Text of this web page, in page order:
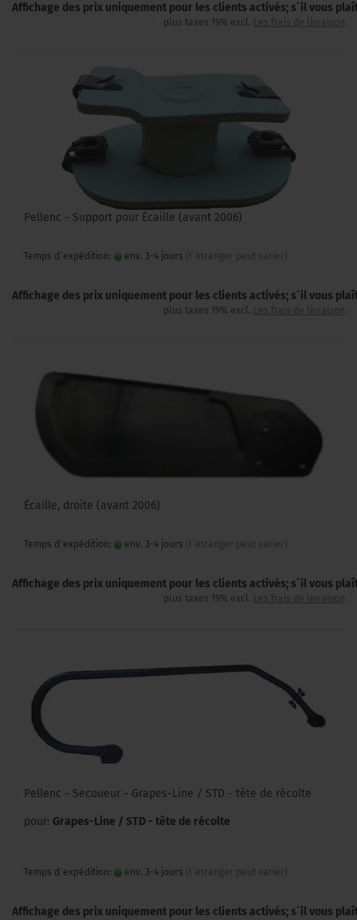
Affichage des prix uniquement pour les clients activés; s`il vous
plus taxes 19% excl. Les frais de livraison
Pellenc - Support pour Écaille (avant 2006)
Temps d`expédition: env. 3-4 jours (l`étranger peut varier)
Affichage des prix uniquement pour les clients activés; s`il vous
plus taxes 19% excl. Les frais de livraison
Écaille, droite (avant 2006)
Temps d`expédition: env. 3-4 jours (l`étranger peut varier)
Affichage des prix uniquement pour les clients activés; s`il vous
plus taxes 19% excl. Les frais de livraison
Pellenc - Secoueur - Grapes-Line / STD - tête de récolte
pour: Grapes-Line / STD - tête de récolte
Temps d`expédition: env. 3-4 jours (l`étranger peut varier)
Affichage des prix uniquement pour les clients activés; s`il vous